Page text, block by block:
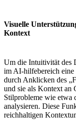
Visuelle
Kontext
Um die Intuitivität des
im AI-hilfebereich
durch Anklicken des
und sie als Kontext an
Stilprobleme wie etwa
analysieren. Diese
reichhaltigen